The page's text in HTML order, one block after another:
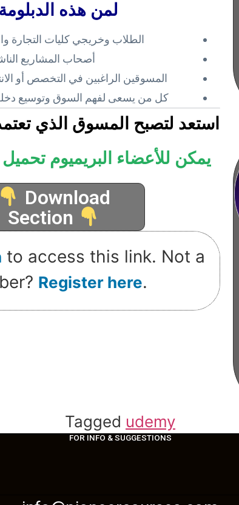
لمن هذه
الطلاب وخريجي كليات التجارة
أصحاب المشاريع
المسوقين الراغبين في التخصص أو
كل من يسعى لفهم السوق وتوسيع
استعد لتصبح المسوق الذي
يمكن للأعضاء البريميوم
Download
Section
to access this link. Not a
Register here.
Tagged udemy
FOR INFO & SUGGESTIONS